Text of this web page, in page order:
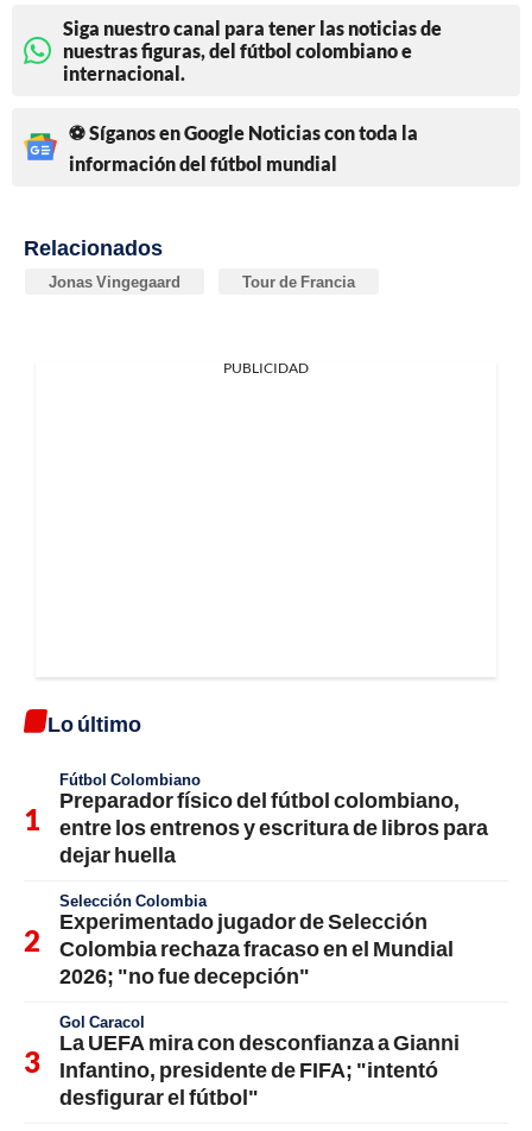
Siga nuestro canal para tener las noticias de
nuestras figuras, del fútbol colombiano e
internacional.
⚽ Síganos en Google Noticias con toda la
información del fútbol mundial
Relacionados
Jonas Vingegaard Tour de Francia
PUBLICIDAD
Lo último
Fútbol Colombiano
Preparador físico del fútbol colombiano,
entre los entrenos y escritura de libros para
dejar huella
Selección Colombia
Experimentado jugador de Selección
Colombia rechaza fracaso en el Mundial
2026; "no fue decepción"
Gol Caracol
La UEFA mira con desconfianza a Gianni
Infantino, presidente de FIFA; "intentó
desfigurar el fútbol"